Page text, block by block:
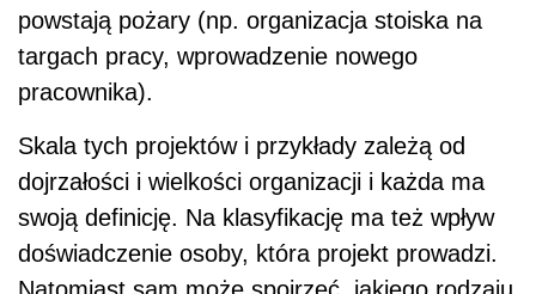
powstają pożary (np. organizacja stoiska na
targach pracy, wprowadzenie nowego
pracownika).
Skala tych projektów i przykłady zależą od
dojrzałości i wielkości organizacji i każda ma
swoją definicję. Na klasyfikację ma też wpływ
doświadczenie osoby, która projekt prowadzi.